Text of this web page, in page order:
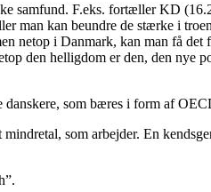
samfund. F.eks. fortæller KD
man kan beundre de stærke i
netop i Danmark, kan man få det
den helligdom er den, den nye
som bæres i form af
som arbejder. En